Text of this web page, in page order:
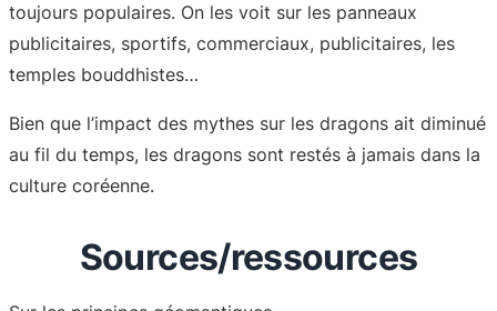
toujours populaires. On les voit sur les panneaux
publicitaires, sportifs, commerciaux, publicitaires, les
temples bouddhistes…
Bien que l’impact des mythes sur les dragons ait diminué
au fil du temps, les dragons sont restés à jamais dans la
culture coréenne.
Sources/ressources